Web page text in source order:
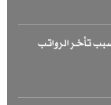
تأخر الرواتب